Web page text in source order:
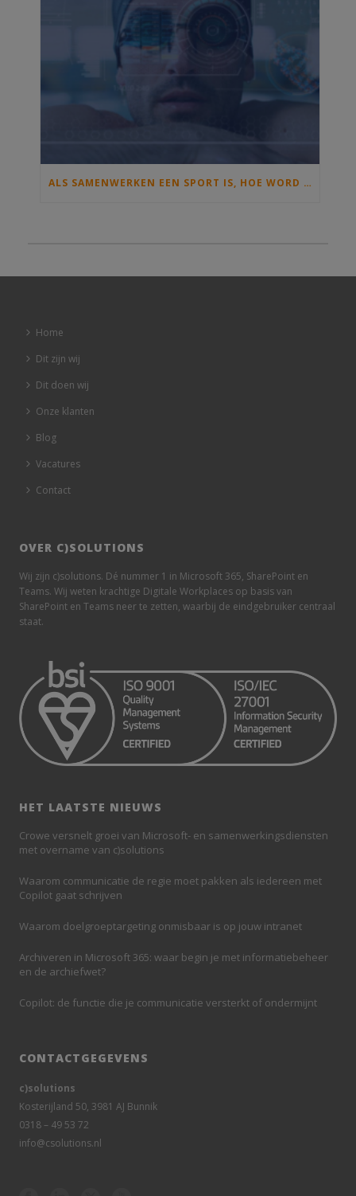
ALS SAMENWERKEN EEN SPORT IS, HOE WORD JE DAN KAMPIOEN?
Home
Dit zijn wij
Dit doen wij
Onze klanten
Blog
Vacatures
Contact
OVER C)SOLUTIONS
Wij zijn c)solutions. Dé nummer 1 in Microsoft 365, SharePoint en
Teams. Wij weten krachtige Digitale Workplaces op basis van
SharePoint en Teams neer te zetten, waarbij de eindgebruiker centraal
staat.
HET LAATSTE NIEUWS
Crowe versnelt groei van Microsoft- en samenwerkingsdiensten
met overname van c)solutions
Waarom communicatie de regie moet pakken als iedereen met
Copilot gaat schrijven
Waarom doelgroeptargeting onmisbaar is op jouw intranet
Archiveren in Microsoft 365: waar begin je met informatiebeheer
en de archiefwet?
Copilot: de functie die je communicatie versterkt of ondermijnt
CONTACTGEGEVENS
c)solutions
Kosterijland 50, 3981 AJ Bunnik
0318 – 49 53 72
info@csolutions.nl